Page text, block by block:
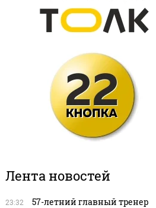
Лента новостей
23:32
57-летний главный тренер